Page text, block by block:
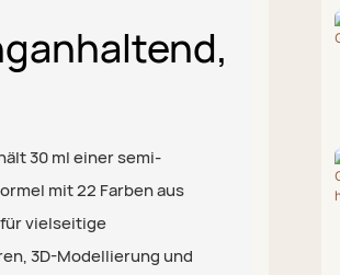
30 ml einer semi-
mit 22 Farben aus
vielseitige
3D-Modellierung und